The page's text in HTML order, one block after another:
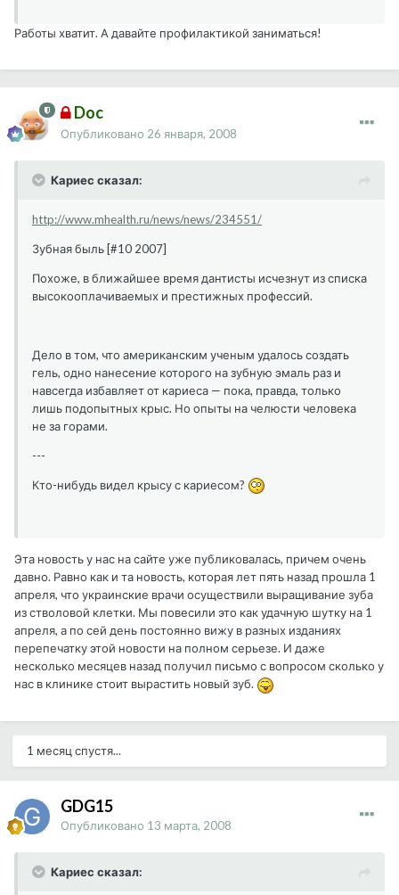
Работы хватит. А давайте профилактикой заниматься!
Doc
Опубликовано 26 января, 2008
Кариес сказал:
http://www.mhealth.ru/news/news/234551/
Зубная быль [#10 2007]
Похоже, в ближайшее время дантисты исчезнут из списка
высокооплачиваемых и престижных профессий.
Дело в том, что американским ученым удалось создать
гель, одно нанесение которого на зубную эмаль раз и
навсегда избавляет от кариеса — пока, правда, только
лишь подопытных крыс. Но опыты на челюсти человека
не за горами.
---
Кто-нибудь видел крысу с кариесом?
Эта новость у нас на сайте уже публиковалась, причем очень
давно. Равно как и та новость, которая лет пять назад прошла 1
апреля, что украинские врачи осуществили выращивание зуба
из стволовой клетки. Мы повесили это как удачную шутку на 1
апреля, а по сей день постоянно вижу в разных изданиях
перепечатку этой новости на полном серьезе. И даже
несколько месяцев назад получил письмо с вопросом сколько у
нас в клинике стоит вырастить новый зуб.
1 месяц спустя...
GDG15
Опубликовано 13 марта, 2008
Кариес сказал: